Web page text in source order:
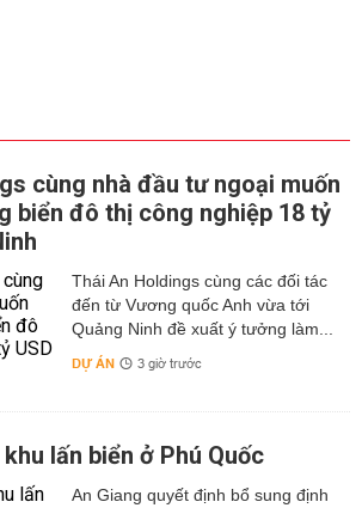
cùng nhà đầu tư ngoại muốn
biển đô thị công nghiệp 18 tỷ
Thái An Holdings cùng các đối tác
đến từ Vương quốc Anh vừa tới
Quảng Ninh đề xuất ý tưởng làm...
DỰ ÁN 3 giờ trước
lấn biển ở Phú Quốc
An Giang quyết định bổ sung định